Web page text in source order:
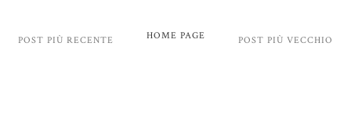
POST PIÙ RECENTE POST PIÙ VECCHIO
HOME PAGE